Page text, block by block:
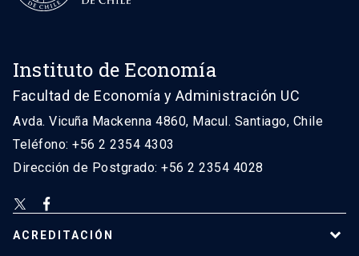
Instituto de Economía
Facultad de Economía y Administración UC
Avda. Vicuña Mackenna 4860, Macul. Santiago, Chile
Teléfono: +56 2 2354 4303
Dirección de Postgrado: +56 2 2354 4028
ACREDITACIÓN